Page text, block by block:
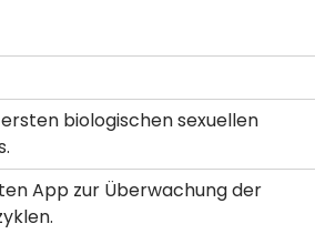
biologischen sexuellen
App zur Überwachung der